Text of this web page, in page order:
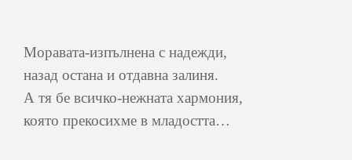
Моравата-изпълнена с надежди,
назад остана и отдавна залиня.
А тя бе всичко-нежната хармония,
която прекосихме в младостта…